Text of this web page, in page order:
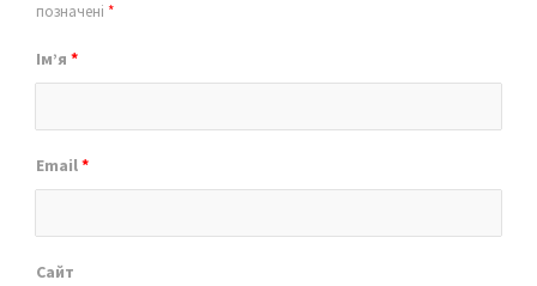
позначені *
Ім’я *
Email*
Сайт